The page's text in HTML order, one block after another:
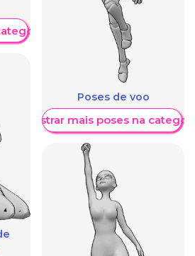
Poses de voo
Mostrar mais poses na